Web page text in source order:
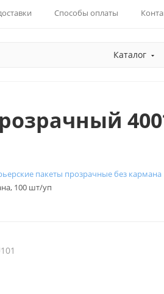
Способы оплаты
Каталог
пакеты прозрачные без кармана
100 шт/уп